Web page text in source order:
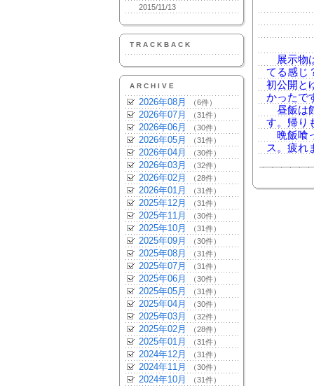
2015/11/13
TRACKBACK
ARCHIVE
2026年08月 （6件）
2026年07月 （31件）
2026年06月 （30件）
2026年05月 （31件）
2026年04月 （30件）
2026年03月 （32件）
2026年02月 （28件）
2026年01月 （31件）
2025年12月 （31件）
2025年11月 （30件）
2025年10月 （31件）
2025年09月 （30件）
2025年08月 （31件）
2025年07月 （31件）
2025年06月 （30件）
2025年05月 （31件）
2025年04月 （30件）
2025年03月 （32件）
2025年02月 （28件）
2025年01月 （31件）
2024年12月 （31件）
2024年11月 （30件）
2024年10月 （31件）
展示物
てる感じ
初公開と
かったで
昼飯は
す。帰り
晩飯喰
ス。疲れ